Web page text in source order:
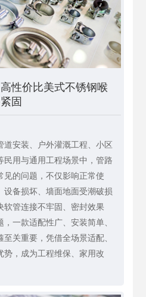
性价比美式不锈钢喉
固
道安装、户外灌溉工程、小区
民用与通用工程场景中，管路
见的问题，不仅影响正常使
设备损坏、墙面地面受潮破损
软管连接不牢固、密封效果
一款适配性广、安装简单、
关重要，凭借全场景适配、
势，成为工程维保、家用改